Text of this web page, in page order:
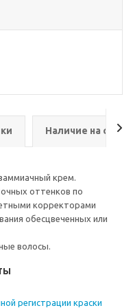
Наличие на
крем.
оттенков по
корректорами
обесцвеченных или
волосы.
регистрации краски